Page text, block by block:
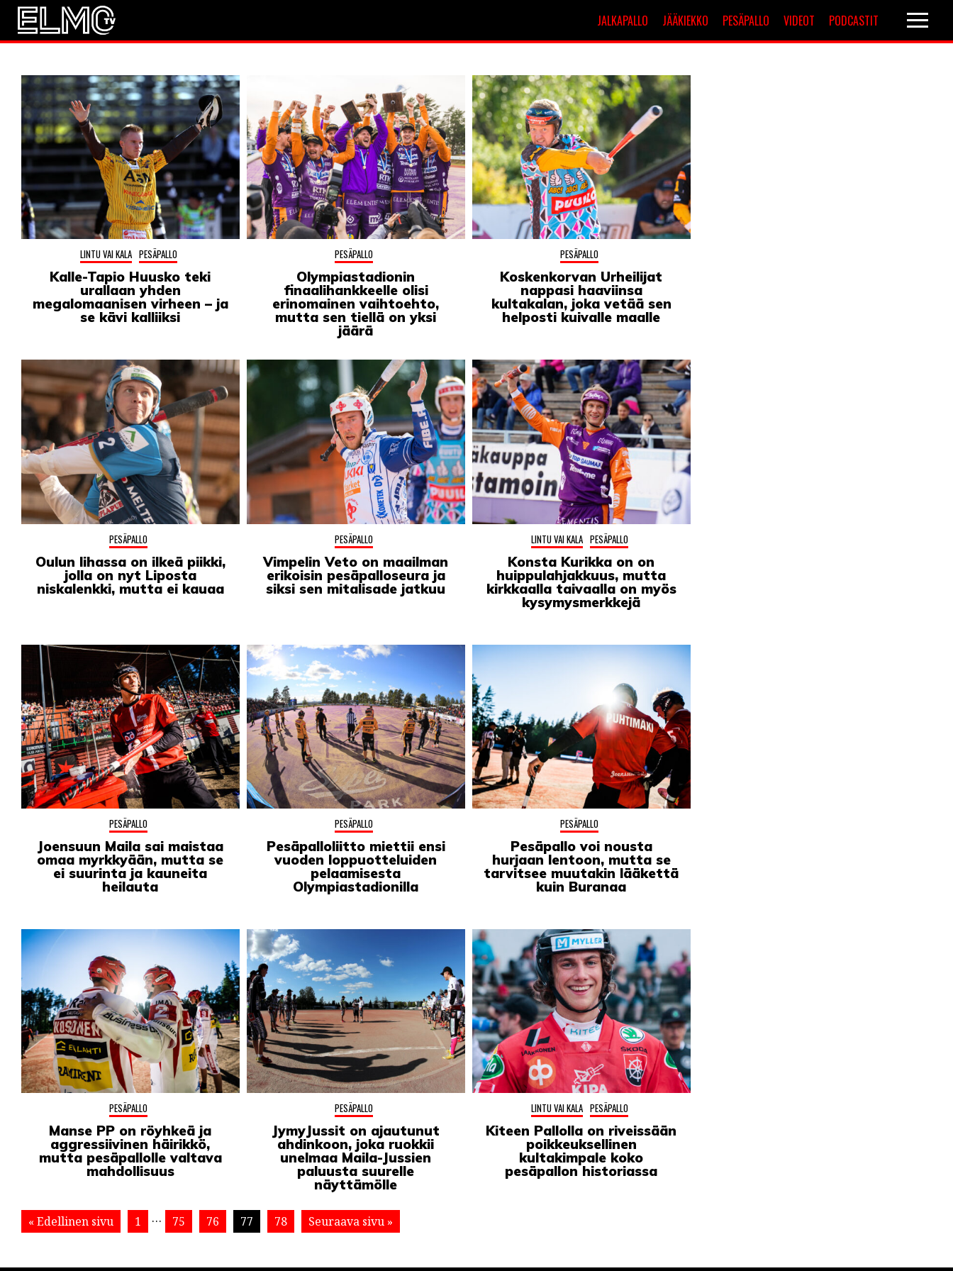
JALKAPALLO JÄÄKIEKKO PESÄPALLO VIDEOT PODCASTIT
LINTU VAI KALA PESÄPALLO
Kalle-Tapio Huusko teki
urallaan yhden
megalomaanisen virheen – ja
se kävi kalliiksi
PESÄPALLO
Olympiastadionin
finaalihankkeelle olisi
erinomainen vaihtoehto,
mutta sen tiellä on yksi
jäärä
PESÄPALLO
Koskenkorvan Urheilijat
nappasi haaviinsa
kultakalan, joka vetää sen
helposti kuivalle maalle
PESÄPALLO
Oulun lihassa on ilkeä piikki,
jolla on nyt Liposta
niskalenkki, mutta ei kauaa
PESÄPALLO
Vimpelin Veto on maailman
erikoisin pesäpalloseura ja
siksi sen mitalisade jatkuu
LINTU VAI KALA PESÄPALLO
Konsta Kurikka on on
huippulahjakkuus, mutta
kirkkaalla taivaalla on myös
kysymysmerkkejä
PESÄPALLO
Joensuun Maila sai maistaa
omaa myrkkyään, mutta se
ei suurinta ja kauneita
heilauta
PESÄPALLO
Pesäpalloliitto miettii ensi
vuoden loppuotteluiden
pelaamisesta
Olympiastadionilla
PESÄPALLO
Pesäpallo voi nousta
hurjaan lentoon, mutta se
tarvitsee muutakin lääkettä
kuin Buranaa
PESÄPALLO
Manse PP on röyhkeä ja
aggressiivinen häirikkö,
mutta pesäpallolle valtava
mahdollisuus
PESÄPALLO
JymyJussit on ajautunut
ahdinkoon, joka ruokkii
unelmaa Maila-Jussien
paluusta suurelle
näyttämölle
LINTU VAI KALA PESÄPALLO
Kiteen Pallolla on riveissään
poikkeuksellinen
kultakimpale koko
pesäpallon historiassa
« Edellinen sivu 1 … 75 76 77 78 Seuraava sivu »
JALKAPALLO
EM2021
Huuhkajat Veikkausliiga Valioliiga
JÄÄKIEKKO
PESÄPALLO
LINTU VAI KALA
46 DENTON ROAD
PODCASTIT